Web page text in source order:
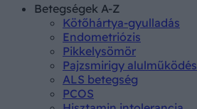
Betegségek A-Z
Kötőhártya-gyulladás
Endometriózis
Pikkelysömör
Pajzsmirigy alulműködés
ALS betegség
PCOS